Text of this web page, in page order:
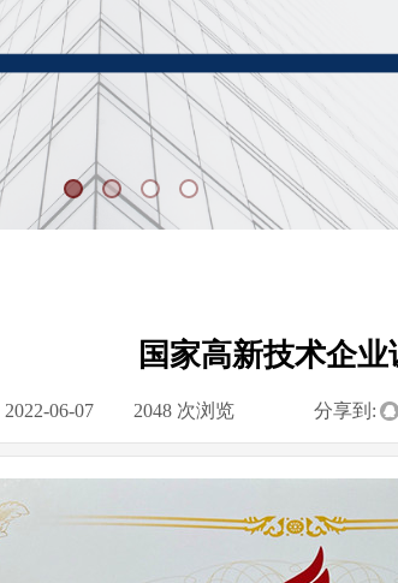
国家高新技术企业
2022-06-07 2048 次浏览 分享到: